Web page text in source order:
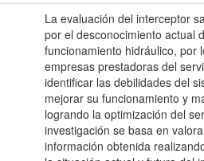
La evaluación del interceptor
por el desconocimiento actual
funcionamiento hidráulico, por
empresas prestadoras del
identificar las debilidades del
mejorar su funcionamiento y
logrando la optimización del
investigación se basa en
información obtenida